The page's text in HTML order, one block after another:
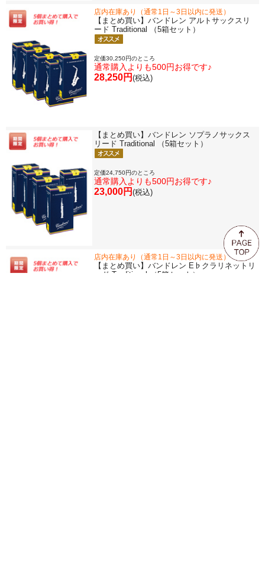
店内在庫あり（通常1日～3日以内に発送）
【まとめ買い】バンドレン アルトサックスリ
ード Traditional （5箱セット）
定価30,250円のところ
通常購入よりも500円お得です♪
28,250円 (税込)
【まとめ買い】バンドレン ソプラノサックス
リード Traditional （5箱セット）
定価24,750円のところ
通常購入よりも500円お得です♪
23,000円 (税込)
店内在庫あり（通常1日～3日以内に発送）
【まとめ買い】バンドレン E♭クラリネットリ
ード Traditional （5箱セット）